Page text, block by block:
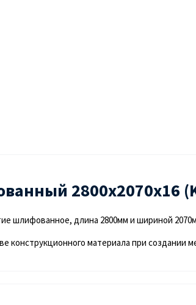
2800х2070х16
шлифованное, длина 2800мм и шириной
материала при создании